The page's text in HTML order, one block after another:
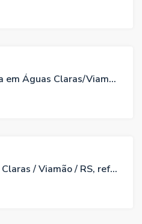
Ponto comercial à venda em Águas Claras/Viamão/RS, referência 404
Sítio à venda em Águas Claras / Viamão / RS, referência 1203